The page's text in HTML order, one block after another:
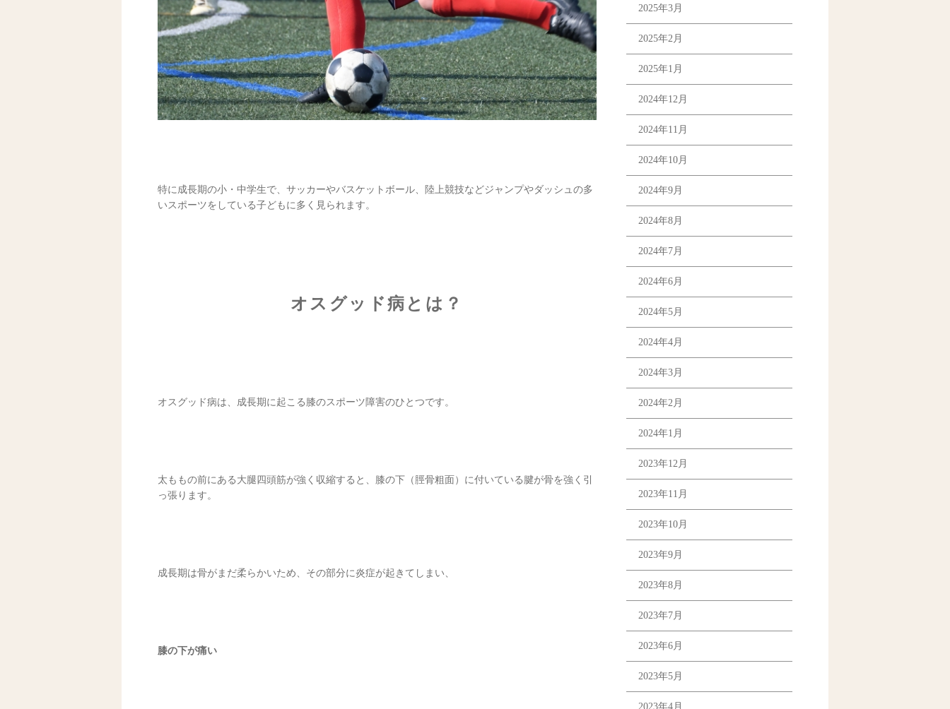
特に成長期の小・中学生で、サッカーやバスケットボール、陸上競技などジャンプやダッシュの多
いスポーツをしている子どもに多く見られます。
オスグッド病とは？
オスグッド病は、成長期に起こる膝のスポーツ障害のひとつです。
太ももの前にある大腿四頭筋が強く収縮すると、膝の下（脛骨粗面）に付いている腱が骨を強く引
っ張ります。
成長期は骨がまだ柔らかいため、その部分に炎症が起きてしまい、
膝の下が痛い
2025年3月
2025年2月
2025年1月
2024年12月
2024年11月
2024年10月
2024年9月
2024年8月
2024年7月
2024年6月
2024年5月
2024年4月
2024年3月
2024年2月
2024年1月
2023年12月
2023年11月
2023年10月
2023年9月
2023年8月
2023年7月
2023年6月
2023年5月
2023年4月